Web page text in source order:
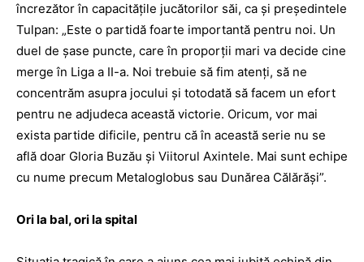
încrezător în capacităţile jucătorilor săi, ca şi preşedintele
Tulpan: „Este o partidă foarte importantă pentru noi. Un
duel de şase puncte, care în proporţii mari va decide cine
merge în Liga a II-a. Noi trebuie să fim atenţi, să ne
concentrăm asupra jocului şi totodată să facem un efort
pentru ne adjudeca această victorie. Oricum, vor mai
exista partide dificile, pentru că în această serie nu se
află doar Gloria Buzău şi Viitorul Axintele. Mai sunt echipe
cu nume precum Metaloglobus sau Dunărea Călărăşi”.
Ori la bal, ori la spital